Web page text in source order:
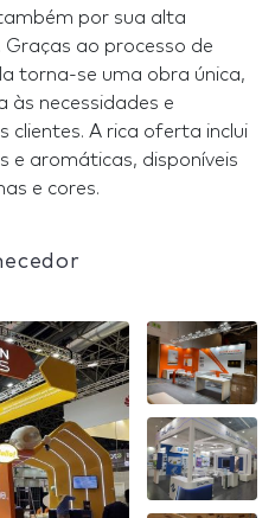
por sua alta
ao processo de
torna-se uma obra única,
necessidades e
clientes. A rica oferta inclui
e aromáticas, disponíveis
e cores.